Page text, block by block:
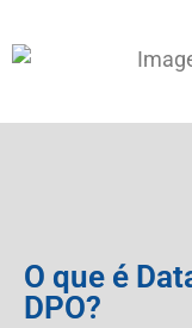
O que é
DPO?